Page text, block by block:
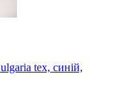
tex, синій,